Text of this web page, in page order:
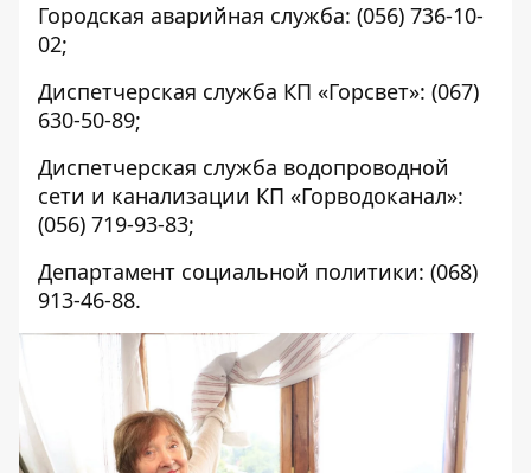
Городская аварийная служба: (056) 736-10-
02;
Диспетчерская служба КП «Горсвет»: (067)
630-50-89;
Диспетчерская служба водопроводной
сети и канализации КП «Горводоканал»:
(056) 719-93-83;
Департамент социальной политики: (068)
913-46-88.